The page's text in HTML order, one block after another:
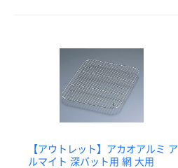
【アウトレット】アカオアルミ ア
ルマイト 深バット用 網 大用